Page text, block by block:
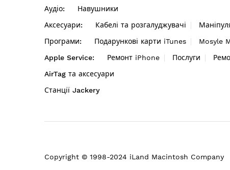
Аудіо:
Навушники
Аксесуари:
Кабелі та розгалуджувачі
Програми:
Подарункові карти iTunes Mosyle
Apple Service:
Ремонт iPhone Послуги
AirTag та аксесуари
Станції Jackery
Copyright © 1998-2024 iLand Macintosh Company